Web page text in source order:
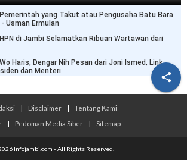

yang Takut atau Pengusaha Batu Bara
Usman Ermulan
di Jambi Selamatkan Ribuan Wartawan dari
Haris, Dengar Nih Pesan dari Joni Ismed, Link
dan Menteri
| Disclaimer |
Tentang Kami
| Pedoman Media Siber | Sitemap
Infojambi.com - All Rights Reserved.